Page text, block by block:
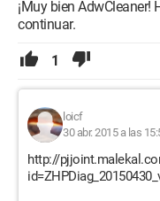
¡Muy bien AdwCleaner!
continuar.
1
loicf
30 abr. 2015 a las
http://